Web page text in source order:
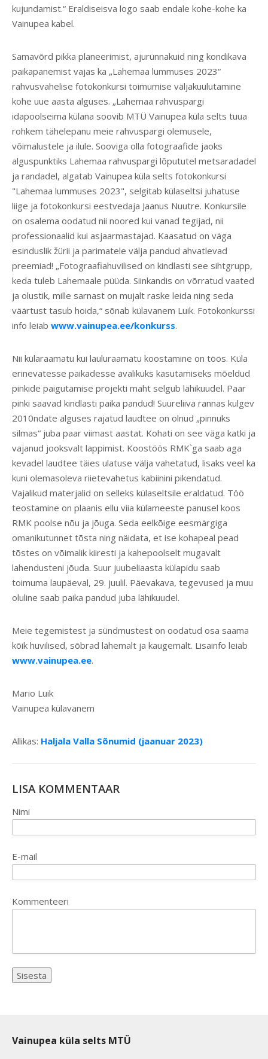
kujundamist.“ Eraldiseisva logo saab endale kohe-kohe ka
Vainupea kabel.
Samavõrd pikka planeerimist, ajurünnakuid ning kondikava
paikapanemist vajas ka „Lahemaa lummuses 2023“
rahvusvahelise fotokonkursi toimumise väljakuulutamine
kohe uue aasta alguses. „Lahemaa rahvuspargi
idapoolseima külana soovib MTÜ Vainupea küla selts tuua
rohkem tähelepanu meie rahvuspargi olemusele,
võimalustele ja ilule. Sooviga olla fotograafide jaoks
alguspunktiks Lahemaa rahvuspargi lõpututel metsaradadel
ja randadel, algatab Vainupea küla selts fotokonkursi
"Lahemaa lummuses 2023", selgitab külaseltsi juhatuse
liige ja fotokonkursi eestvedaja Jaanus Nuutre. Konkursile
on osalema oodatud nii noored kui vanad tegijad, nii
professionaalid kui asjaarmastajad. Kaasatud on väga
esinduslik žürii ja parimatele välja pandud ahvatlevad
preemiad! „Fotograafiahuvilised on kindlasti see sihtgrupp,
keda tuleb Lahemaale püüda. Siinkandis on võrratud vaated
ja olustik, mille sarnast on mujalt raske leida ning seda
väärtust tasub hoida,“ sõnab külavanem Luik. Fotokonkurssi
info leiab www.vainupea.ee/konkurss.
Nii külaraamatu kui lauluraamatu koostamine on töös. Küla
erinevatesse paikadesse avalikuks kasutamiseks mõeldud
pinkide paigutamise projekti maht selgub lähikuudel. Paar
pinki saavad kindlasti paika pandud! Suureliiva rannas kulgev
2010ndate alguses rajatud laudtee on olnud „pinnuks
silmas“ juba paar viimast aastat. Kohati on see väga katki ja
vajanud jooksvalt lappimist. Koostöös RMK`ga saab aga
kevadel laudtee täies ulatuse välja vahetatud, lisaks veel ka
kuni olemasoleva riietevahetus kabiinini pikendatud.
Vajalikud materjalid on selleks külaseltsile eraldatud. Töö
teostamine on plaanis ellu viia külameeste panusel koos
RMK poolse nõu ja jõuga. Seda eelkõige eesmärgiga
omanikutunnet tõsta ning näidata, et ise kohapeal pead
tõstes on võimalik kiiresti ja kahepoolselt mugavalt
lahendusteni jõuda. Suur juubeliaasta külapidu saab
toimuma laupäeval, 29. juulil. Päevakava, tegevused ja muu
oluline saab paika pandud juba lähikuudel.
Meie tegemistest ja sündmustest on oodatud osa saama
kõik huvilised, sõbrad lähemalt ja kaugemalt. Lisainfo leiab
www.vainupea.ee.
Mario Luik
Vainupea külavanem
Allikas: Haljala Valla Sõnumid (jaanuar 2023)
LISA KOMMENTAAR
Nimi
E-mail
Kommenteeri
Vainupea küla selts MTÜ